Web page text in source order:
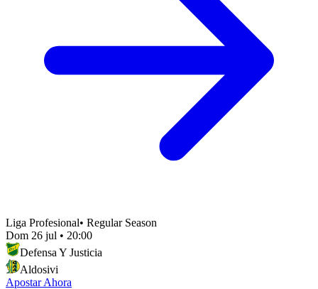
Liga Profesional• Regular Season
Dom 26 jul • 20:00
Defensa Y Justicia
Aldosivi
Apostar Ahora